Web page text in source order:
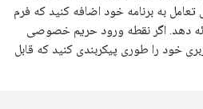
به برنامه خود اضافه کنید که فرم
اگر نقطه ورود حریم خصوصی
را طوری پیکربندی کنید که قابل